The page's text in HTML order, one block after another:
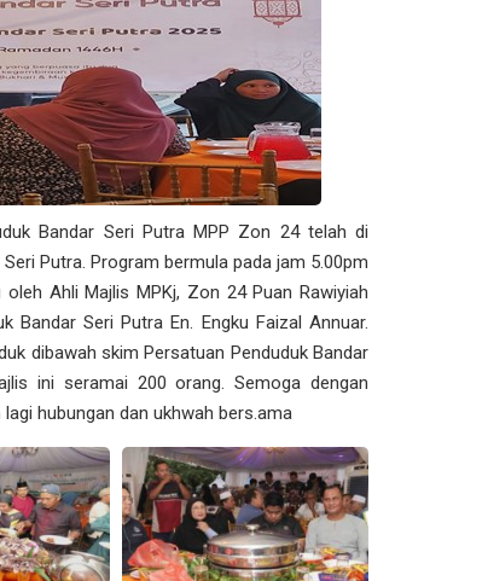
Bandar Seri Putra MPP Zon 24 telah di
Putra. Program bermula pada jam 5.00pm
Ahli Majlis MPKj, Zon 24 Puan Rawiyiah
Bandar Seri Putra En. Engku Faizal Annuar.
dibawah skim Persatuan Penduduk Bandar
ini seramai 200 orang. Semoga dengan
hubungan dan ukhwah bers.ama